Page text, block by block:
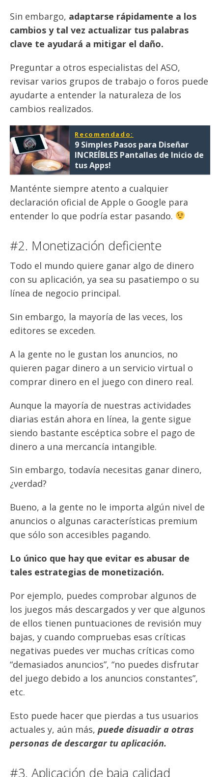
Sin embargo, adaptarse rápidamente a los
cambios y tal vez actualizar tus palabras
clave te ayudará a mitigar el daño.
Preguntar a otros especialistas del ASO,
revisar varios grupos de trabajo o foros puede
ayudarte a entender la naturaleza de los
cambios realizados.
Recomendado:
9 Simples Pasos para Diseñar
INCREÍBLES Pantallas de Inicio de
tus Apps!
Manténte siempre atento a cualquier
declaración oficial de Apple o Google para
entender lo que podría estar pasando.
#2. Monetización deficiente
Todo el mundo quiere ganar algo de dinero
con su aplicación, ya sea su pasatiempo o su
línea de negocio principal.
Sin embargo, la mayoría de las veces, los
editores se exceden.
A la gente no le gustan los anuncios, no
quieren pagar dinero a un servicio virtual o
comprar dinero en el juego con dinero real.
Aunque la mayoría de nuestras actividades
diarias están ahora en línea, la gente sigue
siendo bastante escéptica sobre el pago de
dinero a una mercancía intangible.
Sin embargo, todavía necesitas ganar dinero,
¿verdad?
Bueno, a la gente no le importa algún nivel de
anuncios o algunas características premium
que sólo son accesibles pagando.
Lo único que hay que evitar es abusar de
tales estrategias de monetización.
Por ejemplo, puedes comprobar algunos de
los juegos más descargados y ver que algunos
de ellos tienen puntuaciones de revisión muy
bajas, y cuando compruebas esas críticas
negativas puedes ver muchas críticas como
“demasiados anuncios”, “no puedes disfrutar
del juego debido a los anuncios constantes”,
etc.
Esto puede hacer que pierdas a tus usuarios
actuales y, aún más, puede disuadir a otras
personas de descargar tu aplicación.
#3. Aplicación de baja calidad